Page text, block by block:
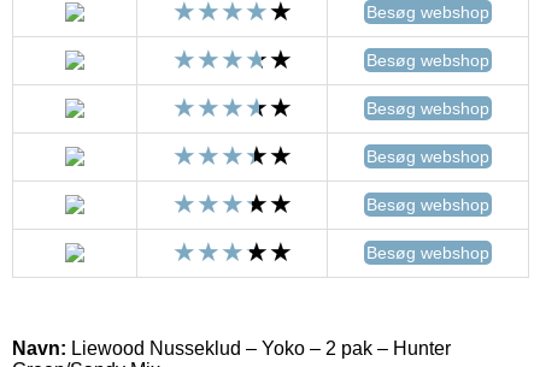
Besøg webshop
Besøg webshop
Besøg webshop
Besøg webshop
Besøg webshop
Besøg webshop
Navn: Liewood Nusseklud – Yoko – 2 pak – Hunter